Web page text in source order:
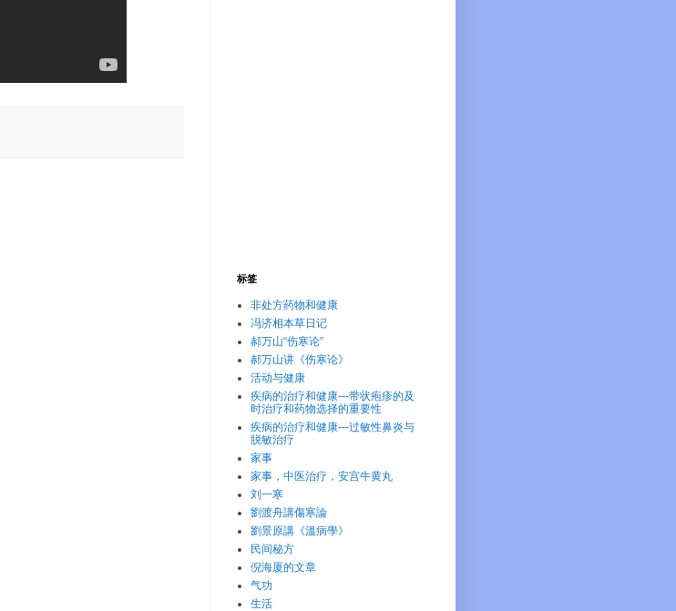
标签
非处方药物和健康
冯济相本草日记
郝万山“伤寒论”
郝万山讲《伤寒论》
活动与健康
疾病的治疗和健康---带状疱疹的及
时治疗和药物选择的重要性
疾病的治疗和健康---过敏性鼻炎与
脱敏治疗
家事
家事，中医治疗，安宫牛黄丸
刘一寒
劉渡舟講傷寒論
劉景原講《溫病學》
民间秘方
倪海厦的文章
气功
生活